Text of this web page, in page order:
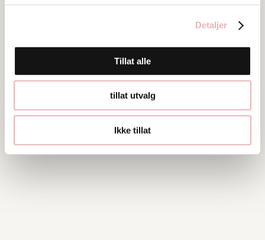
Detaljer
Tillat alle
tillat utvalg
Ikke tillat